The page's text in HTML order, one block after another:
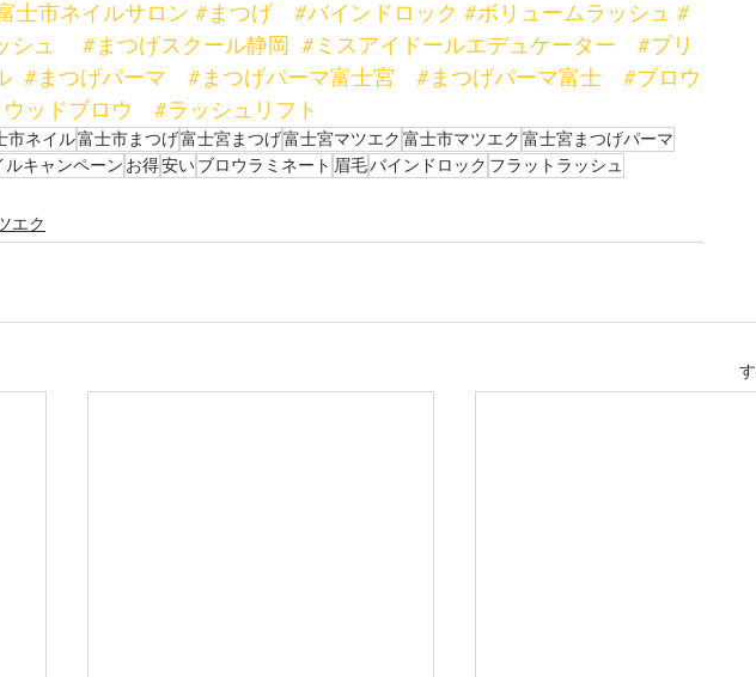
士市ネイルサロン #まつげ #バインドロック #ボリュームラッシュ #
シュ
#まつげスクール静岡 #ミスアイドールエデュケーター
#プリ
#まつげパーマ #まつげパーマ富士宮 #まつげパーマ富士
#ブロウ
ッドブロウ #ラッシュリフト
市ネイル富士市まつげ富士宮まつげ富士宮マツエク 富士市マツエク 富士宮まつげパーマ
ルキャンペーン お得安いブロウラミネート 眉毛バインドロック フラットラッシュ
エク